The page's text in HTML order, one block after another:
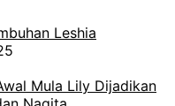
Leshia
Mula Lily Dijadikan